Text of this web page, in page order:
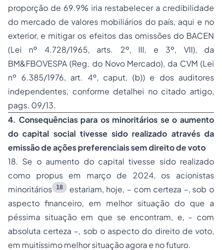
proporção de 69.9% iria restabelecer a credibilidade
do mercado de valores mobiliários do país, aqui e no
exterior, e mitigar os efeitos das omissões do BACEN
(Lei nº 4.728/1965, arts. 2º, III, e 3º, VII), da
BM&FBOVESPA (Reg. do Novo Mercado), da CVM (Lei
nº 6.385/1976, art. 4º, caput, (b)) e dos auditores
independentes, conforme detalhei no citado artigo,
pags. 09/13.
4. Consequências para os minoritários se o aumento
do capital social tivesse sido realizado através da
emissão de ações preferenciais sem direito de voto
18. Se o aumento do capital tivesse sido realizado
como propus em março de 2024, os acionistas
minoritários
18 estariam, hoje, – com certeza –, sob o
aspecto financeiro, em melhor situação do que a
péssima situação em que se encontram, e, - com
absoluta certeza –, sob o aspecto do direito de voto,
em muitíssimomelhor situação agora e no futuro.